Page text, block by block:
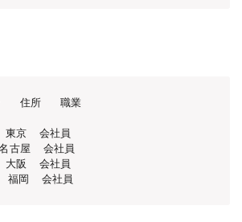
住所   職業
京  会社員
屋  会社員
阪  会社員
岡  会社員